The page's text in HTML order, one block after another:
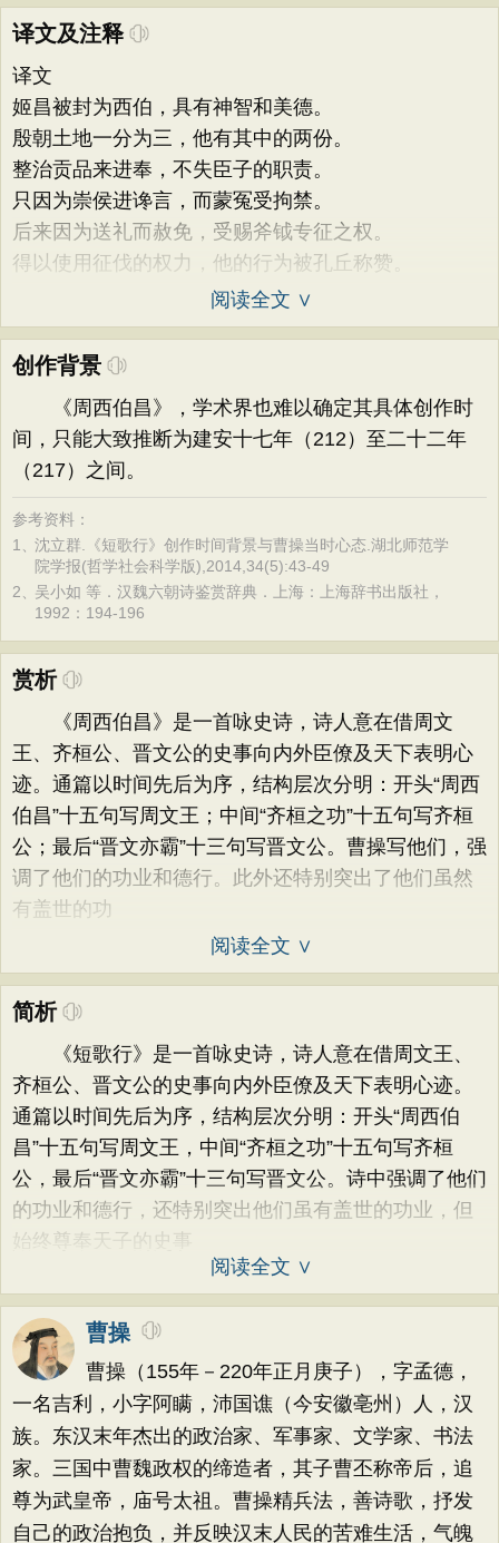
译文及注释
译文
姬昌被封为西伯，具有神智和美德。
殷朝土地一分为三，他有其中的两份。
整治贡品来进奉，不失臣子的职责。
只因为崇侯进谗言，而蒙冤受拘禁。
后来因为送礼而赦免，受赐斧钺专征之权。
得以使用征伐的权力，他的行为被孔丘称赞。
阅读全文 ∨
创作背景
《周西伯昌》，学术界也难以确定其具体创作时
间，只能大致推断为建安十七年（212）至二十二年
（217）之间。
参考资料：
1、沈立群.《短歌行》创作时间背景与曹操当时心态.湖北师范学
院学报(哲学社会科学版),2014,34(5):43-49
2、吴小如 等．汉魏六朝诗鉴赏辞典．上海：上海辞书出版社，
1992：194-196
赏析
《周西伯昌》是一首咏史诗，诗人意在借周文
王、齐桓公、晋文公的史事向内外臣僚及天下表明心
迹。通篇以时间先后为序，结构层次分明：开头“周西
伯昌”十五句写周文王；中间“齐桓之功”十五句写齐桓
公；最后“晋文亦霸”十三句写晋文公。曹操写他们，强
调了他们的功业和德行。此外还特别突出了他们虽然
有盖世的功
阅读全文 ∨
简析
《短歌行》是一首咏史诗，诗人意在借周文王、
齐桓公、晋文公的史事向内外臣僚及天下表明心迹。
通篇以时间先后为序，结构层次分明：开头“周西伯
昌”十五句写周文王，中间“齐桓之功”十五句写齐桓
公，最后“晋文亦霸”十三句写晋文公。诗中强调了他们
的功业和德行，还特别突出他们虽有盖世的功业，但
始终尊奉天子的史事
阅读全文 ∨
曹操
曹操（155年－220年正月庚子），字孟德，
一名吉利，小字阿瞒，沛国谯（今安徽亳州）人，汉
族。东汉末年杰出的政治家、军事家、文学家、书法
家。三国中曹魏政权的缔造者，其子曹丕称帝后，追
尊为武皇帝，庙号太祖。曹操精兵法，善诗歌，抒发
自己的政治抱负，并反映汉末人民的苦难生活，气魄